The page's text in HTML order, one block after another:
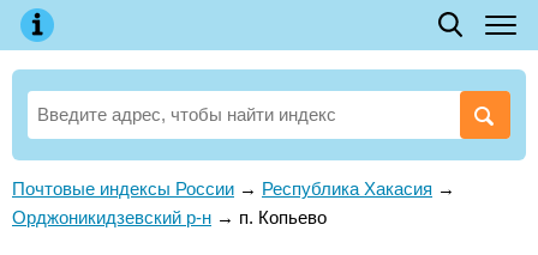
Почтовые индексы России → Республика Хакасия →
Орджоникидзевский р-н → п. Копьево